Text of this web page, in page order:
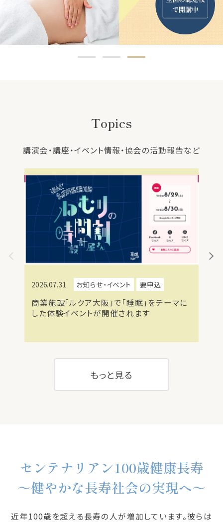
Topics
講演会・講座・イベント情報・協会の活動報告など
2026.07.31 お知らせ・イベント 要申込
商業施設「ルクア大阪」で「睡眠」をテーマに
した体験イベントが開催されます
もっと見る
センテナリアン100歳健康長寿
～健やかな長寿社会の実現へ～
近年100歳を超える長寿の人が増加しています。彼らは